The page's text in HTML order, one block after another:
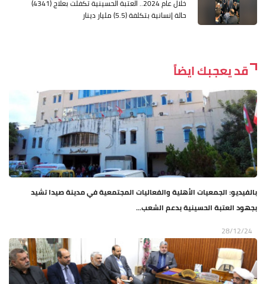
خلال عام 2024.. العتبة الحسينية تكفلت بعلاج (4341)
حالة إنسانية بتكلفة (5.5) مليار دينار
قد يعجبك ايضاً
بالفيديو: الجمعيات الأهلية والفعاليات المجتمعية في مدينة صيدا تشيد
بجهود العتبة الحسينية بدعم الشعب...
28/12/24